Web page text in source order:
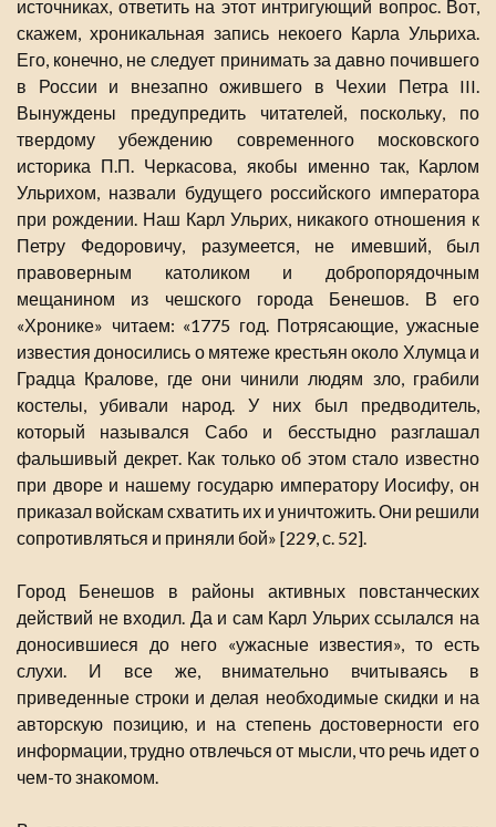
источниках, ответить на этот интригующий вопрос. Вот,
скажем, хроникальная запись некоего Карла Ульриха.
Его, конечно, не следует принимать за давно почившего
в России и внезапно ожившего в Чехии Петра III.
Вынуждены предупредить читателей, поскольку, по
твердому убеждению современного московского
историка П.П. Черкасова, якобы именно так, Карлом
Ульрихом, назвали будущего российского императора
при рождении. Наш Карл Ульрих, никакого отношения к
Петру Федоровичу, разумеется, не имевший, был
правоверным католиком и добропорядочным
мещанином из чешского города Бенешов. В его
«Хронике» читаем: «1775 год. Потрясающие, ужасные
известия доносились о мятеже крестьян около Хлумца и
Градца Кралове, где они чинили людям зло, грабили
костелы, убивали народ. У них был предводитель,
который назывался Сабо и бесстыдно разглашал
фальшивый декрет. Как только об этом стало известно
при дворе и нашему государю императору Иосифу, он
приказал войскам схватить их и уничтожить. Они решили
сопротивляться и приняли бой» [229, с. 52].
Город Бенешов в районы активных повстанческих
действий не входил. Да и сам Карл Ульрих ссылался на
доносившиеся до него «ужасные известия», то есть
слухи. И все же, внимательно вчитываясь в
приведенные строки и делая необходимые скидки и на
авторскую позицию, и на степень достоверности его
информации, трудно отвлечься от мысли, что речь идет о
чем-то знакомом.